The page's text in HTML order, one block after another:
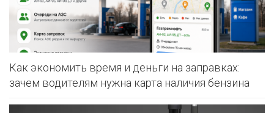
Как экономить время и деньги на заправках:
зачем водителям нужна карта наличия бензина